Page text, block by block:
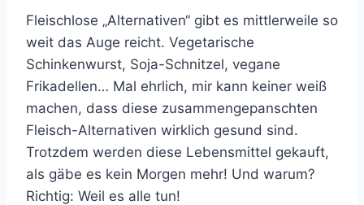
Fleischlose „Alternativen“ gibt es mittlerweile so
weit das Auge reicht. Vegetarische
Schinkenwurst, Soja-Schnitzel, vegane
Frikadellen… Mal ehrlich, mir kann keiner weiß
machen, dass diese zusammengepanschten
Fleisch-Alternativen wirklich gesund sind.
Trotzdem werden diese Lebensmittel gekauft,
als gäbe es kein Morgen mehr! Und warum?
Richtig: Weil es alle tun!